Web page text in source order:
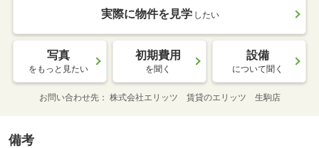
実際に物件を見学 したい
写真
をもっと見たい
初期費用
を聞く
設備
について聞く
お問い合わせ先 株式会社エリッツ 賃貸のエリッツ 生駒店
備考